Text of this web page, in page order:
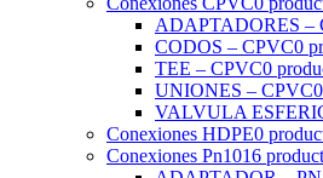
ADAPTADORES –
CODOS – CPVC0
TEE – CPVC0
UNIONES – CPVC
VALVULA
Conexiones HDPE0
Conexiones Pn1016